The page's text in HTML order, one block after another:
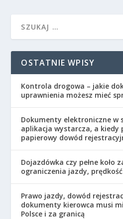
OSTATNIE WPISY
Kontrola drogowa – jakie
uprawnienia możesz mieć
Dokumenty elektroniczne w
aplikacja wystarcza, a kiedy
papierowy dowód
Dojazdówka czy pełne koło
ograniczenia jazdy,
Prawo jazdy, dowód
dokumenty kierowca musi
Polsce i za granicą